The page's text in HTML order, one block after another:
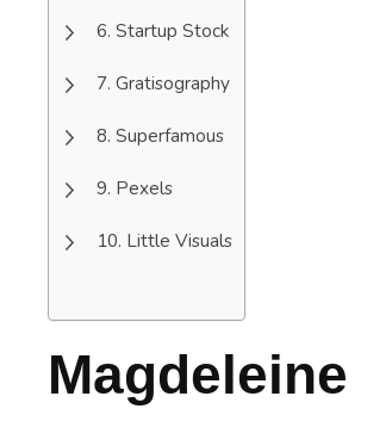
Startup Stock
Gratisography
Superfamous
Pexels
Little Visuals
Magdeleine